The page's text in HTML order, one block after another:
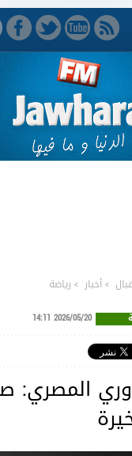
>أخبار > رياضة
2026/05/20 14:11
المصري: